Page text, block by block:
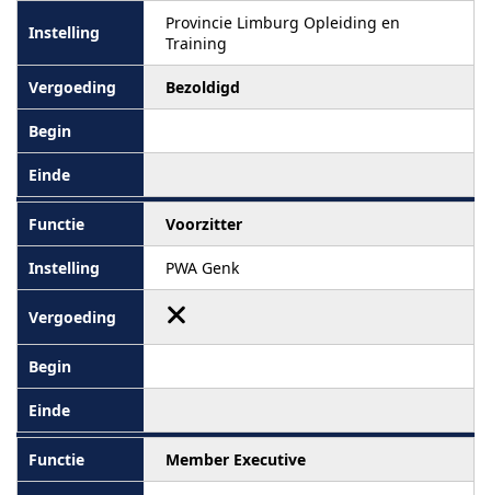
Provincie Limburg Opleiding en
Training
Bezoldigd
Voorzitter
PWA Genk
Member Executive